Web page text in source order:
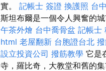
實。 記帳士 簽證 換護照 台
斯坦布爾是一個令人興奮的
午茶外燴 台中喬骨盆 記帳士
html 老屋翻新 台胞證台北
設立投資公司 撥筋教學 它是
寺，羅比奇，大教堂和舊的